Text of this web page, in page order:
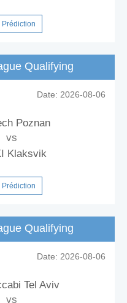
Prédiction
Qualifying
Date: 2026-08-06
Poznan
vs
Klaksvik
Prédiction
Qualifying
Date: 2026-08-06
Tel Aviv
vs